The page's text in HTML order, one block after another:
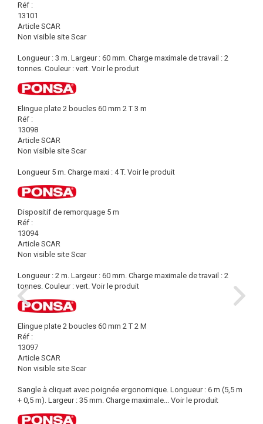
Réf :
13101
Article SCAR
Non visible site Scar
Longueur : 3 m. Largeur : 60 mm. Charge maximale de travail : 2
tonnes. Couleur : vert. Voir le produit
Elingue plate 2 boucles 60 mm 2 T 3 m
Réf :
13098
Article SCAR
Non visible site Scar
Longueur 5 m. Charge maxi : 4 T. Voir le produit
Dispositif de remorquage 5 m
Réf :
13094
Article SCAR
Non visible site Scar
Longueur : 2 m. Largeur : 60 mm. Charge maximale de travail : 2
tonnes. Couleur : vert. Voir le produit
Elingue plate 2 boucles 60 mm 2 T 2 M
Réf :
13097
Article SCAR
Non visible site Scar
Sangle à cliquet avec poignée ergonomique. Longueur : 6 m (5,5 m
+ 0,5 m). Largeur : 35 mm. Charge maximale... Voir le produit